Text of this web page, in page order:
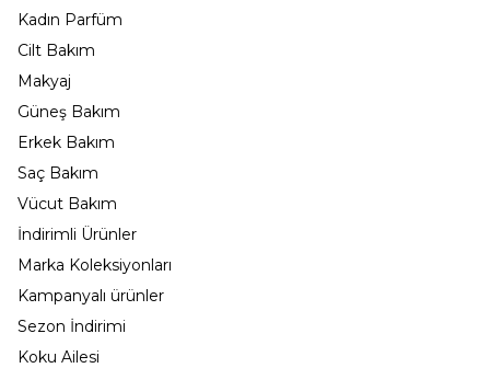
Kadın Parfüm
Cilt Bakım
Makyaj
Güneş Bakım
Erkek Bakım
Saç Bakım
Vücut Bakım
İndirimli Ürünler
Marka Koleksiyonları
Kampanyalı ürünler
Sezon İndirimi
Koku Ailesi